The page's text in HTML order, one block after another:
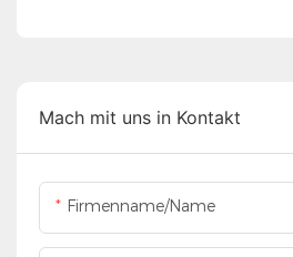
Mach mit uns in Kontakt
Firmenname/Name